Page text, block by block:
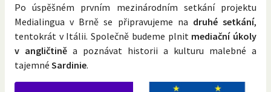
Po úspěšném prvním mezinárodním setkání projektu
Medialingua v Brně se připravujeme na druhé setkání,
tentokrát v Itálii. Společně budeme plnit mediační úkoly
v angličtině a poznávat historii a kulturu malebné a
tajemné Sardinie.